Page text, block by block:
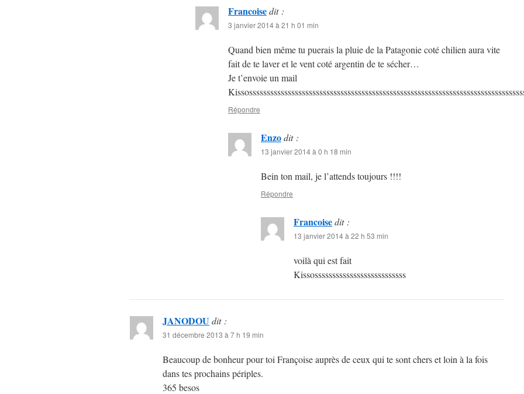
Francoisedit :
3 janvier 2014 à 21 h 01 min
Quand bien même tu puerais la pluie de la Patagonie coté chilien aura vite
fait de te laver et le vent coté argentin de te sécher…
Je t’envoie un mail
Répondre
Enzodit :
13 janvier 2014 à 0 h 18 min
Bein ton mail, je l’attends toujours !!!!
Répondre
Francoisedit :
13 janvier 2014 à 22 h 53 min
voilà qui est fait
Kissossssssssssssssssssssssssss
JANODOUdit :
31 décembre 2013 à 7 h 19 min
Beaucoup de bonheur pour toi Françoise auprès de ceux qui te sont chers et loin à la fois
dans tes prochains périples.
365 besos